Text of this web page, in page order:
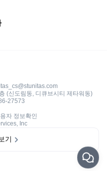
(신도림동, 디큐브시티 제타워동)
27573
자 정보확인
Inc
기